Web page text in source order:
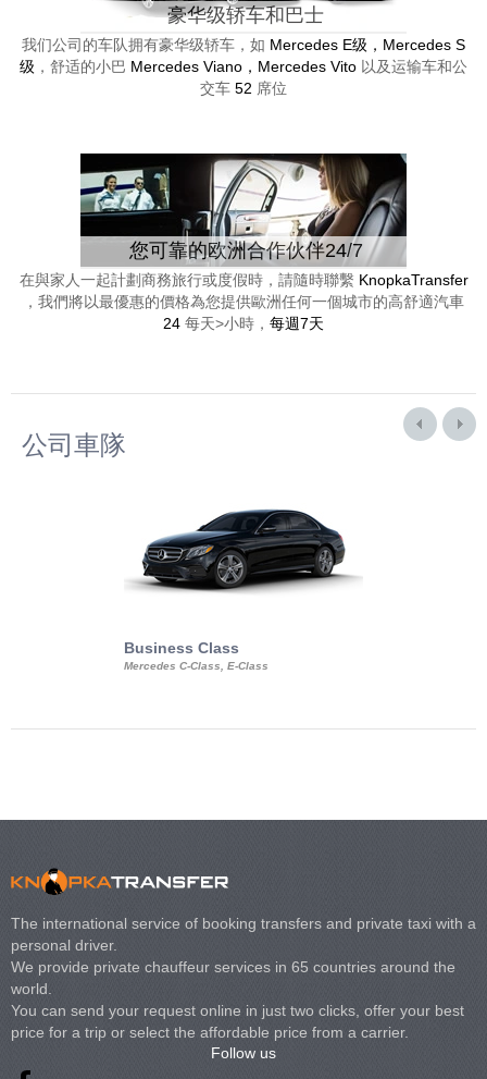
豪华级轿车和巴士
我们公司的车队拥有豪华级轿车，如 Mercedes E级，Mercedes S
级 ，舒适的小巴 Mercedes Viano，Mercedes Vito 以及运输车和公
交车 52 席位
您可靠的欧洲合作伙伴24/7
在與家人一起計劃商務旅行或度假時，請隨時聯繫 KnopkaTransfer
，我們將以最優惠的價格為您提供歐洲任何一個城市的高舒適汽車
24 每天>小時， 每週7天
公司車隊
Business Class
Mercedes C-Class, E-Class
The international service of booking transfers and private taxi with a
personal driver.
We provide private chauffeur services in 65 countries around the
world.
You can send your request online in just two clicks, offer your best
price for a trip or select the affordable price from a carrier.
Follow us